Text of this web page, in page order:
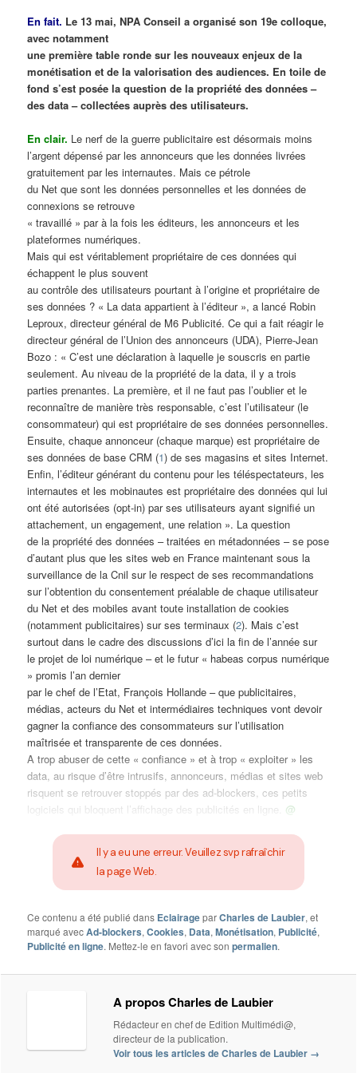
En fait. Le 13 mai, NPA Conseil a organisé son 19e colloque,
avec notamment
une première table ronde sur les nouveaux enjeux de la
monétisation et de la valorisation des audiences. En toile de
fond s’est posée la question de la propriété des données –
des data – collectées auprès des utilisateurs.
En clair. Le nerf de la guerre publicitaire est désormais moins
l’argent dépensé par les annonceurs que les données livrées
gratuitement par les internautes. Mais ce pétrole
du Net que sont les données personnelles et les données de
connexions se retrouve
« travaillé » par à la fois les éditeurs, les annonceurs et les
plateformes numériques.
Mais qui est véritablement propriétaire de ces données qui
échappent le plus souvent
au contrôle des utilisateurs pourtant à l’origine et propriétaire de
ses données ? « La data appartient à l’éditeur », a lancé Robin
Leproux, directeur général de M6 Publicité. Ce qui a fait réagir le
directeur général de l’Union des annonceurs (UDA), Pierre-Jean
Bozo : « C’est une déclaration à laquelle je souscris en partie
seulement. Au niveau de la propriété de la data, il y a trois
parties prenantes. La première, et il ne faut pas l’oublier et le
reconnaître de manière très responsable, c’est l’utilisateur (le
consommateur) qui est propriétaire de ses données personnelles.
Ensuite, chaque annonceur (chaque marque) est propriétaire de
ses données de base CRM (1) de ses magasins et sites Internet.
Enfin, l’éditeur générant du contenu pour les téléspectateurs, les
internautes et les mobinautes est propriétaire des données qui lui
ont été autorisées (opt-in) par ses utilisateurs ayant signifié un
attachement, un engagement, une relation ». La question
de la propriété des données – traitées en métadonnées – se pose
d’autant plus que les sites web en France maintenant sous la
surveillance de la Cnil sur le respect de ses recommandations
sur l’obtention du consentement préalable de chaque utilisateur
du Net et des mobiles avant toute installation de cookies
(notamment publicitaires) sur ses terminaux (2). Mais c’est
surtout dans le cadre des discussions d’ici la fin de l’année sur
le projet de loi numérique – et le futur « habeas corpus numérique
» promis l’an dernier
par le chef de l’Etat, François Hollande – que publicitaires,
médias, acteurs du Net et intermédiaires techniques vont devoir
gagner la confiance des consommateurs sur l’utilisation
maîtrisée et transparente de ces données.
A trop abuser de cette « confiance » et à trop « exploiter » les
data, au risque d’être intrusifs, annonceurs, médias et sites web
risquent se retrouver stoppés par des ad-blockers, ces petits
logiciels qui bloquent l’affichage des publicités en ligne. @
Il y a eu une erreur. Veuillez svp rafraîchir
la page Web.
Ce contenu a été publié dans EclairageparCharles de Laubier, et
marqué avecAd-blockers,Cookies, Data,Monétisation, Publicité,
Publicité en ligne. Mettez-le en favori avec sonpermalien.
A propos Charles de Laubier
Rédacteur en chef de Edition Multimédi@,
directeur de la publication.
Voir tous les articles de Charles de Laubier →